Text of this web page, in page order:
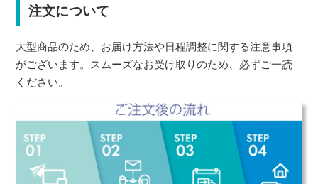
注文について
大型商品のため、お届け方法や日程調整に関する注意事項
がございます。スムーズなお受け取りのため、必ずご一読
ください。